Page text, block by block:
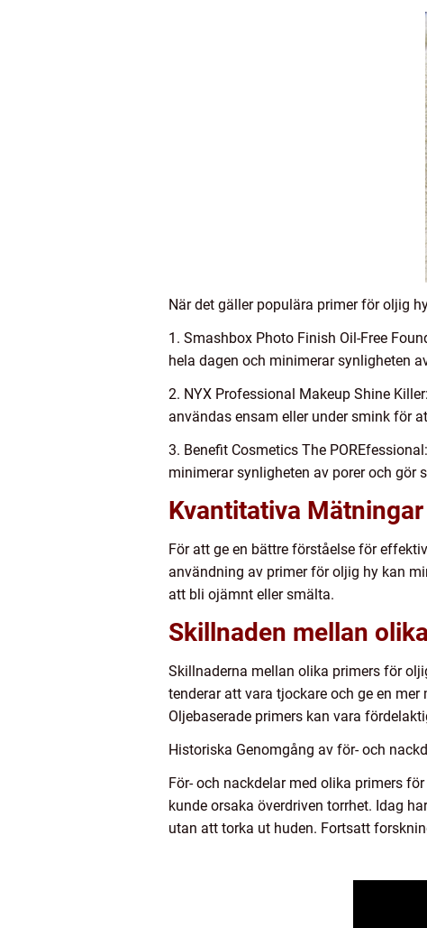
När det gäller populära primer för oljig
1. Smashbox Photo Finish Oil-Free
hela dagen och minimerar synligheten
2. NYX Professional Makeup Shine
användas ensam eller under smink för
3. Benefit Cosmetics The
minimerar synligheten av porer och gör
Kvantitativa
För att ge en bättre förståelse för
användning av primer för oljig hy kan
att bli ojämnt eller smälta.
Skillnaden mellan
Skillnaderna mellan olika primers för
tenderar att vara tjockare och ge en
Oljebaserade primers kan vara
Historiska Genomgång av för- och
För- och nackdelar med olika primers
kunde orsaka överdriven torrhet. Idag
utan att torka ut huden. Fortsatt